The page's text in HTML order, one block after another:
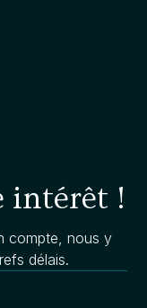
intérêt !
compte, nous y
délais.